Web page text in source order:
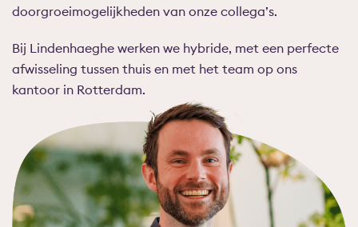
doorgroeimogelijkheden van onze collega’s.
Bij Lindenhaeghe werken we hybride, met een perfecte
afwisseling tussen thuis en met het team op ons
kantoor in Rotterdam.